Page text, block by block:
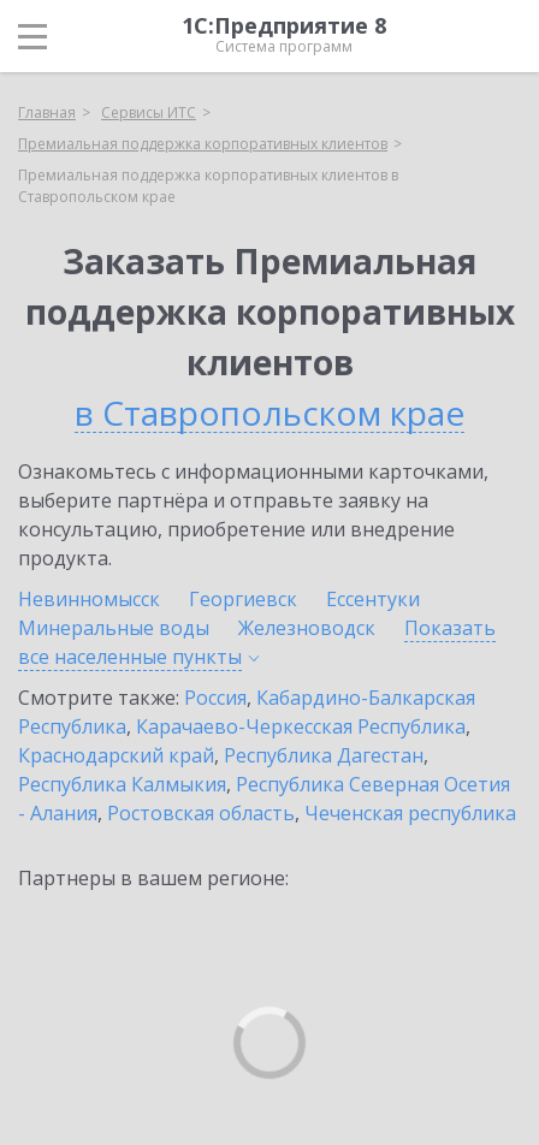
1С:Предприятие 8
Система программ
Главная
Сервисы ИТС
Премиальная поддержка корпоративных клиентов
Премиальная поддержка корпоративных клиентов в
Ставропольском крае
Заказать Премиальная
поддержка корпоративных
клиентов
в Ставропольском крае
Ознакомьтесь с информационными карточками,
выберите партнёра и отправьте заявку на
консультацию, приобретение или внедрение
продукта.
Невинномысск
Георгиевск
Ессентуки
Минеральные воды
Железноводск
Показать
все населенные пункты
Смотрите также: Россия, Кабардино-Балкарская
Республика, Карачаево-Черкесская Республика,
Краснодарский край, Республика Дагестан,
Республика Калмыкия, Республика Северная Осетия
- Алания, Ростовская область, Чеченская республика
Партнеры в вашем регионе: